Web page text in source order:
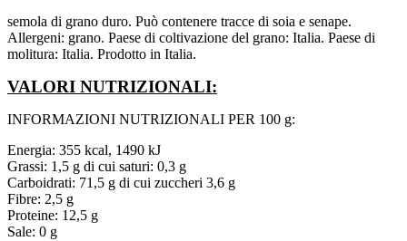
semola di grano duro. Può contenere tracce di soia e senape.
Allergeni: grano. Paese di coltivazione del grano: Italia. Paese di
molitura: Italia. Prodotto in Italia.
VALORI NUTRIZIONALI:
INFORMAZIONI NUTRIZIONALI PER 100 g:
Energia: 355 kcal, 1490 kJ
Grassi: 1,5 g di cui saturi: 0,3 g
Carboidrati: 71,5 g di cui zuccheri 3,6 g
Fibre: 2,5 g
Proteine: 12,5 g
Sale: 0 g